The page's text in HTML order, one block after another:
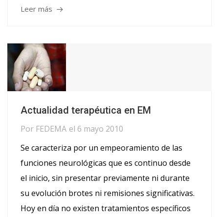
Leer más
Actualidad terapéutica en EM
Por FEDEMA el 6 mayo 2010
Se caracteriza por un empeoramiento de las
funciones neurológicas que es continuo desde
el inicio, sin presentar previamente ni durante
su evolución brotes ni remisiones significativas.
Hoy en día no existen tratamientos específicos